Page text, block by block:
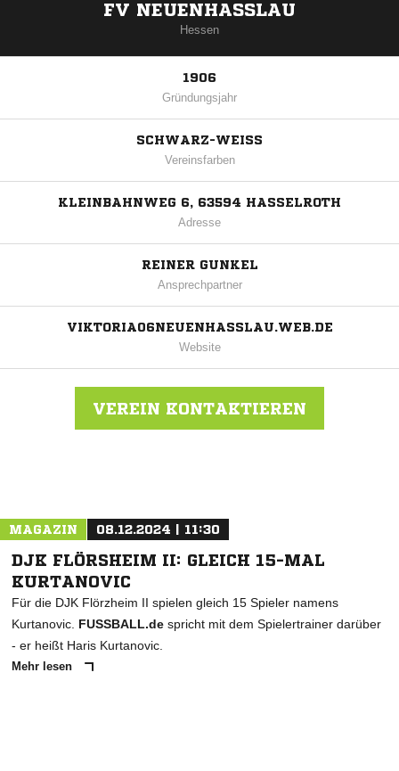
FV NEUENHASSLAU
Hessen
1906
Gründungsjahr
SCHWARZ-WEISS
Vereinsfarben
KLEINBAHNWEG 6, 63594 HASSELROTH
Adresse
REINER GUNKEL
Ansprechpartner
VIKTORIA06NEUENHASSLAU.WEB.DE
Website
VEREIN KONTAKTIEREN
MAGAZIN 08.12.2024 | 11:30
DJK FLÖRSHEIM II: GLEICH 15-MAL
KURTANOVIC
Für die DJK Flörzheim II spielen gleich 15 Spieler namens
Kurtanovic. FUSSBALL.de spricht mit dem Spielertrainer darüber
- er heißt Haris Kurtanovic.
Mehr lesen